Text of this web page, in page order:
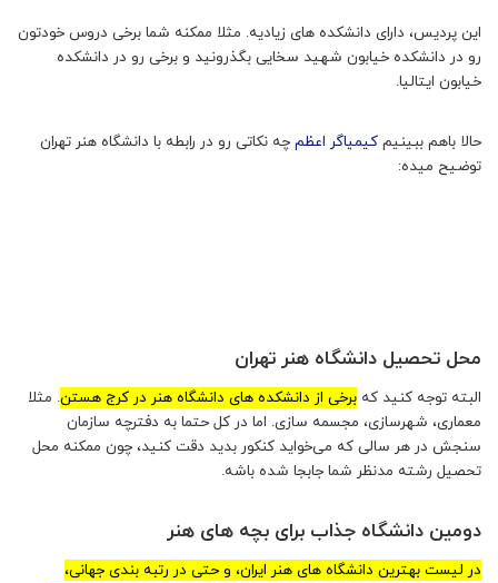
این پردیس، دارای دانشکده های زیادیه. مثلا ممکنه شما برخی دروس خودتون
رو در دانشکده خیابون شهید سخایی بگذرونید و برخی رو در دانشکده
خیابون ایتالیا.
حالا باهم ببینیم کیمیاگر اعظم چه نکاتی رو در رابطه با دانشگاه هنر تهران
توضیح میده:
محل تحصیل دانشگاه هنر تهران
البته توجه کنید که برخی از دانشکده های دانشگاه هنر در کرج هستن. مثلا
معماری، شهرسازی، مجسمه سازی. اما در کل حتما به دفترچه سازمان
سنجش در هر سالی که می‌خواید کنکور بدید دقت کنید، چون ممکنه محل
تحصیل رشته مدنظر شما جابجا شده باشه.
دومین دانشگاه جذاب برای بچه های هنر
در لیست بهترین دانشگاه های هنر ایران، و حتی در رتبه بندی جهانی،